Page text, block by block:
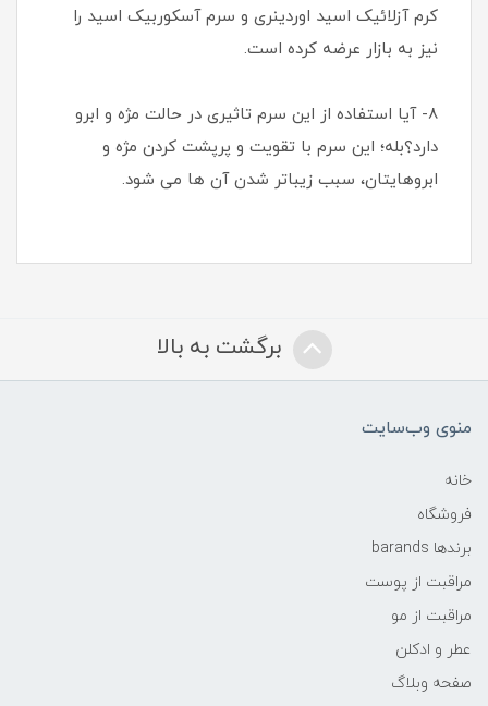
کرم آزلائیک اسید اوردینری و سرم آسکوربیک اسید را
نیز به بازار عرضه کرده است.
8- آیا استفاده از این سرم تاثیری در حالت مژه و ابرو
دارد؟بله؛ این سرم با تقویت و پرپشت کردن مژه و
ابروهایتان، سبب زیباتر شدن آن ها می شود.
برگشت به بالا
منوی وب‌سایت
خانه
فروشگاه
برندها barands
مراقبت از پوست
مراقبت از مو
عطر و ادکلن
صفحه وبلاگ